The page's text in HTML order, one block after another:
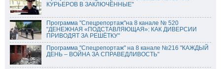
КУРЬЕРОВ В ЗАКЛЮЧЁННЫЕ"
Программа "Спецрепортаж"на 8 канале № 520
"ДЕНЕЖНАЯ «ПОДСТАВЛЯЮЩАЯ»: КАК ДИВЕРСИИ
ПРИВОДЯТ ЗА РЕШЁТКУ"
Программа "Спецрепортаж" на 8 канале №216 "КАЖДЫЙ
ДЕНЬ – ВОЙНА ЗА СПРАВЕДЛИВОСТЬ"